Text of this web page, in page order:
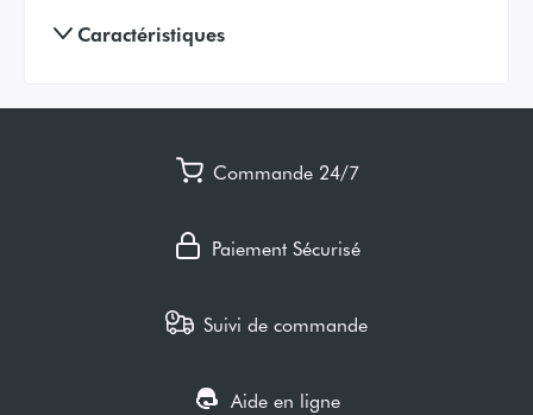
Caractéristiques
Commande 24/7
Paiement Sécurisé
Suivi de commande
Aide en ligne